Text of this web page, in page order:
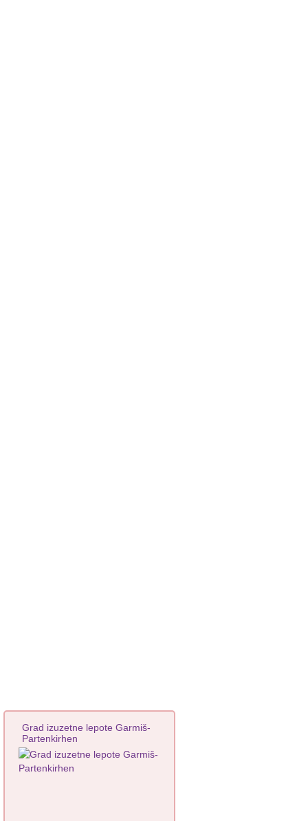
Grad izuzetne lepote Garmiš-
Partenkirhen